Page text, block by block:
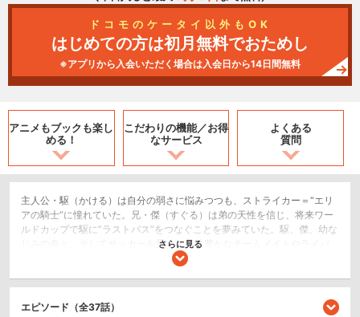
ドコモのケータイ以外もOK
はじめての方は初月無料でおためし
※アプリから入会いただく場合は入会日から14日間無料
アニメもブックも楽し
める！
こだわりの機能／お得
なサービス
よくある
質問
主人公・駆（かける）は自分の弱さに悩みつつも、ストライカー＝“エリ
アの騎士”に憧れていた。兄・傑（すぐる）は弟の天性を信じ、将来ワー
ルドカップで駆に”ラストパス”をつなぐことを夢みていた。駆、傑、幼な
じみの奈々、そしてサッカーを愛する個性豊かなチームメイトやライバ
ルたちが、ひたむきに、サッカーという青春に向き合っていく群像劇。
ーアニメです。
スポーツ/競技
さらに見る
エピソード（全37話）